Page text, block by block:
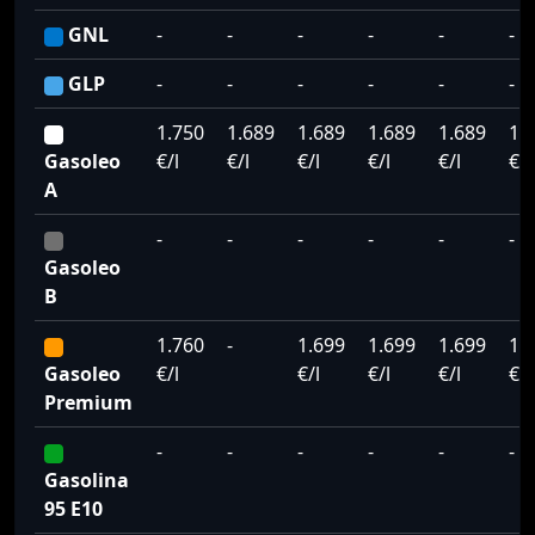
GNL
- - - - -
-
GLP
- - - - - -
Gasoleo
A
1.750
€/l
1.689
€/l
1.689
€/l
1.689
€/l
1.689
€/l
€/l
Gasoleo
B
- - - - - -
Gasoleo
Premium
1.760
€/l
-
1.699
€/l
1.699
€/l
1.699
€/l
€/l
Gasolina
95 E10
- - - - - -